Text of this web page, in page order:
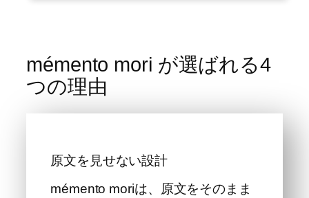
mémento mori が選ばれる4
つの理由
原文を見せない設計
mémento moriは、原文をそのまま